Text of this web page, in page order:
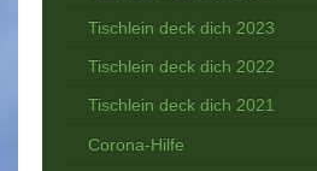
Tischlein deck dich 2023
Tischlein deck dich 2022
Tischlein deck dich 2021
Corona-Hilfe